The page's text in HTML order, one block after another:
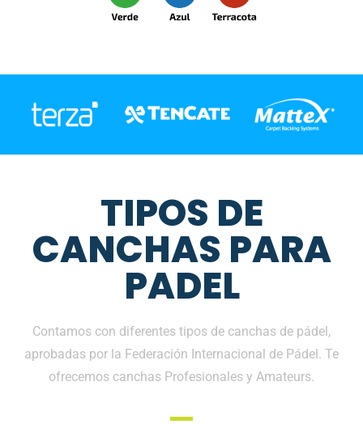
TIPOS DE
CANCHAS PARA
PADEL
Contamos con diferentes tipos de canchas de pádel,
aprobadas por la Federación Internacional de Pádel. Te
ofrecemos canchas Profesionales y Amateurs.